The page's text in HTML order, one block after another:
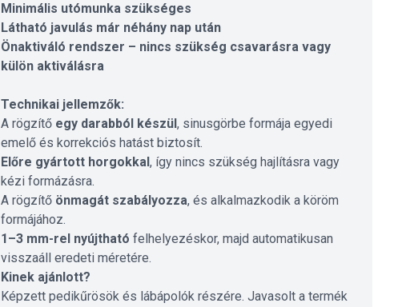
Minimális utómunka szükséges
Látható javulás már néhány nap után
Önaktiváló rendszer – nincs szükség csavarásra vagy
külön aktiválásra
Technikai jellemzők:
A rögzítő egy darabból készül, sinusgörbe formája egyedi
emelő és korrekciós hatást biztosít.
Előre gyártott horgokkal, így nincs szükség hajlításra vagy
kézi formázásra.
A rögzítő önmagát szabályozza, és alkalmazkodik a köröm
formájához.
1–3 mm-rel nyújtható felhelyezéskor, majd automatikusan
visszaáll eredeti méretére.
Kinek ajánlott?
Képzett pedikűrösök és lábápolók részére. Javasolt a termék